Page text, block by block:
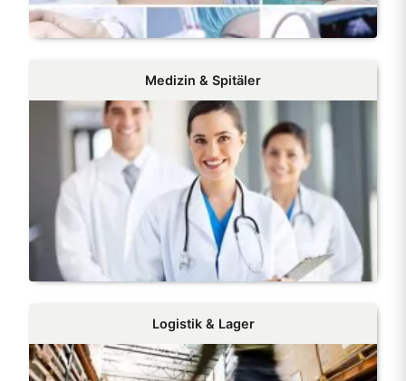
Medizin & Spitäler
Logistik & Lager